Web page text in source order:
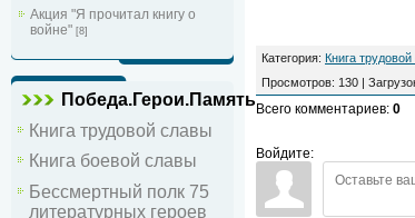
Акция "Я прочитал книгу о
войне" [8]
Победа.Герои.Память
Книга трудовой славы
Книга боевой славы
Бессмертный полк 75
литературных героев
Категория: Книга
Просмотров: 130 |
Всего комментариев: 0
Войдите: